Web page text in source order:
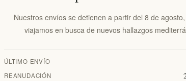
SILHOUETTE (PARA ADELGAZAR ) Té
de hierbas MΩLY
Nuestros envíos se detienen a partir del 8 de
viajamos en busca de nuevos hallazgos
ÚLTIMO ENVÍO
REANUDACIÓN